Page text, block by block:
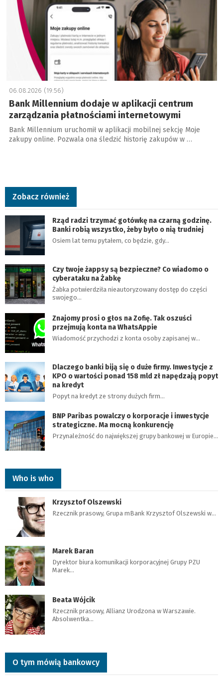
06.08.2026 (19:56)
Bank Millennium dodaje w aplikacji centrum
zarządzania płatnościami internetowymi
Bank Millennium uruchomił w aplikacji mobilnej sekcję Moje
zakupy online. Pozwala ona śledzić historię zakupów w …
Zobacz również
Rząd radzi trzymać gotówkę na czarną godzinę.
Banki robią wszystko, żeby było o nią trudniej
Osiem lat temu pytałem, co będzie, gdy…
Czy twoje żappsy są bezpieczne? Co wiadomo o
cyberataku na Żabkę
Żabka potwierdziła nieautoryzowany dostęp do części
swojego…
Znajomy prosi o głos na Zofię. Tak oszuści
przejmują konta na WhatsAppie
Wiadomość przychodzi z konta osoby zapisanej w…
Dlaczego banki biją się o duże firmy. Inwestycje z
KPO o wartości ponad 158 mld zł napędzają popyt
na kredyt
Popyt na kredyt ze strony dużych firm…
BNP Paribas powalczy o korporacje i inwestycje
strategiczne. Ma mocną konkurencję
Przynależność do największej grupy bankowej w Europie…
Who is who
Krzysztof Olszewski
Rzecznik prasowy, Grupa mBank Krzysztof Olszewski w…
Marek Baran
Dyrektor biura komunikacji korporacyjnej Grupy PZU
Marek…
Beata Wójcik
Rzecznik prasowy, Allianz Urodzona w Warszawie.
Absolwentka…
O tym mówią bankowcy